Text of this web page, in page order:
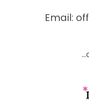
Email: